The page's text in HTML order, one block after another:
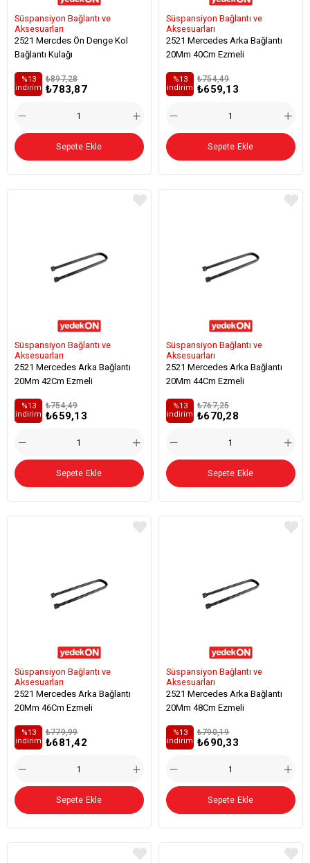
Süspansiyon Bağlantı ve
Aksesuarları
2521 Mercdes Ön Denge Kol
Bağlantı Kulağı
₺783,87
₺897,28
%13
i̇ndirim
Sepete Ekle
Süspansiyon Bağlantı ve
Aksesuarları
2521 Mercedes Arka Bağlantı
20Mm 40Cm Ezmeli
₺659,13
₺754,49
%13
i̇ndirim
Sepete Ekle
Süspansiyon Bağlantı ve
Aksesuarları
2521 Mercedes Arka Bağlantı
20Mm 42Cm Ezmeli
₺659,13
₺754,49
%13
i̇ndirim
Sepete Ekle
Süspansiyon Bağlantı ve
Aksesuarları
2521 Mercedes Arka Bağlantı
20Mm 44Cm Ezmeli
₺670,28
₺767,25
%13
i̇ndirim
Sepete Ekle
Süspansiyon Bağlantı ve
Aksesuarları
2521 Mercedes Arka Bağlantı
20Mm 46Cm Ezmeli
₺681,42
₺779,99
%13
i̇ndirim
Sepete Ekle
Süspansiyon Bağlantı ve
Aksesuarları
2521 Mercedes Arka Bağlantı
20Mm 48Cm Ezmeli
₺690,33
₺790,19
%13
i̇ndirim
Sepete Ekle